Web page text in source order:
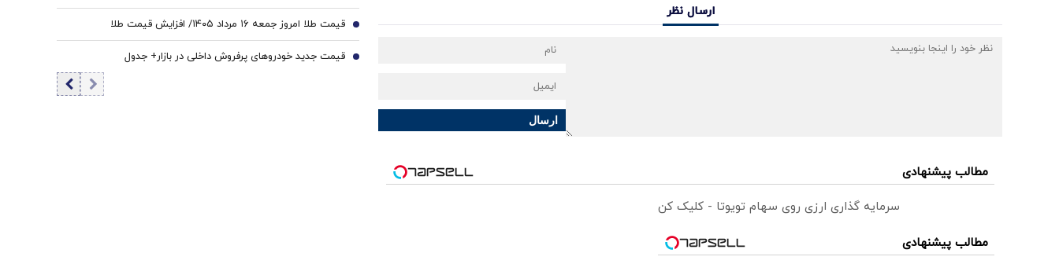
ارسال نظر
ارسال
مطالب پیشنهادی
سرمایه گذاری ارزی روی سهام تویوتا - کلیک کن
مطالب پیشنهادی
قیمت طلا امروز جمعه ۱۶ مرداد ۱۴۰۵/ افزایش قیمت طلا 9
قیمت جدید خودروهای پرفروش داخلی در بازار+ جدول 10